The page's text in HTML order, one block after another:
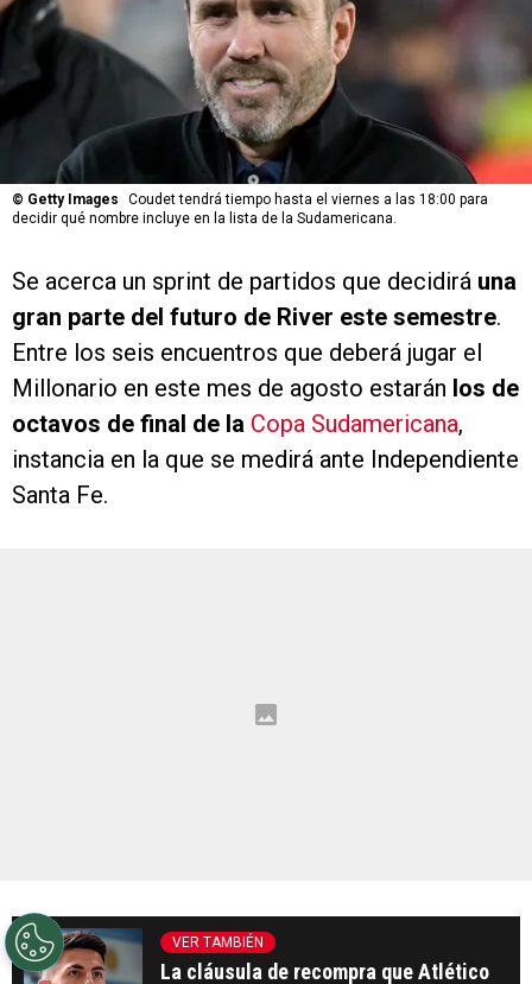
© Getty Images
Coudet tendrá tiempo hasta el viernes a las 18:00 para
decidir qué nombre incluye en la lista de la Sudamericana.
Se acerca un sprint de partidos que decidirá una
gran parte del futuro de River este semestre.
Entre los seis encuentros que deberá jugar el
Millonario en este mes de agosto estarán los de
octavos de final de la Copa Sudamericana,
instancia en la que se medirá ante Independiente
Santa Fe.
VER TAMBIÉN
La cláusula de recompra que Atlético